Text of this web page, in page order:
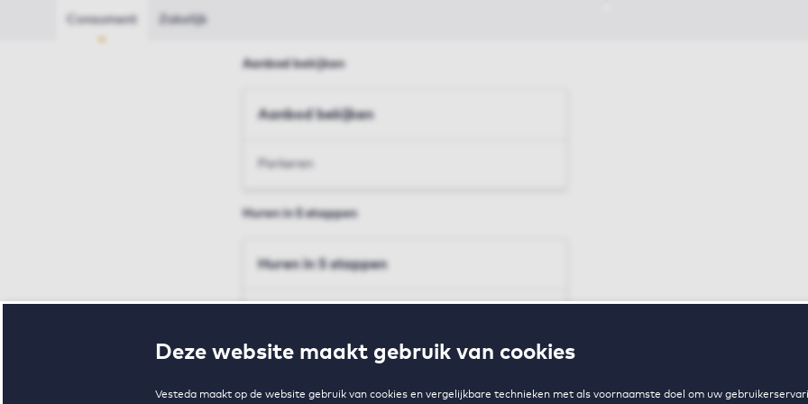
Deze website maakt gebruik van cookies
Vesteda maakt op de website gebruik van cookies en vergelijkbare technieken met als voornaamste doel om uw
Consument Zakelijk
Aanbod bekijken
Aanbod bekijken
Parkeren
Huren in 5 stappen
Huren in 5 stappen
Voorwaarden en toewijzing